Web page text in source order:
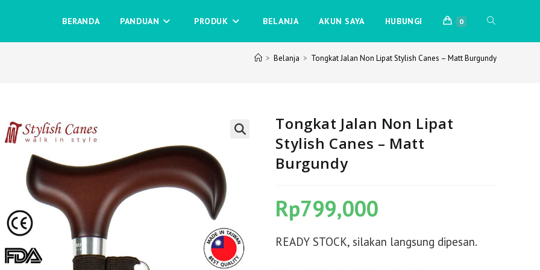
BERANDA PANDUAN PRODUK BELANJA AKUN SAYA HUBUNGI 0 TOGGLE
WEBSITE
> Belanja > Tongkat Jalan Non Lipat Stylish Canes – Matt Burgundy
Tongkat Jalan Non Lipat
Stylish Canes – Matt
Burgundy
Rp799,000
READY STOCK, silakan langsung dipesan.